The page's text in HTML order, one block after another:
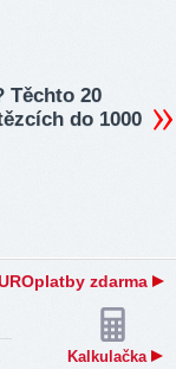
Těchto 20
do 1000
zdarma
Kalkulačka